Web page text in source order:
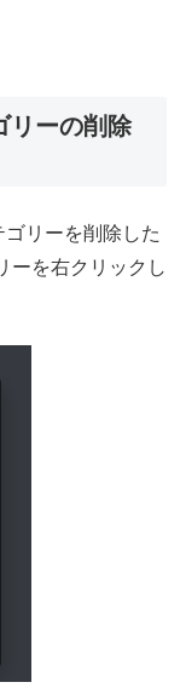
リーの削除
リーを削除した
ーを右クリックし